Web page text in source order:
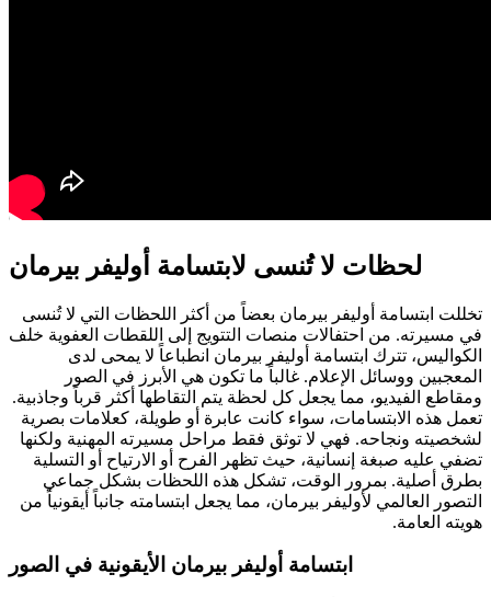
لحظات لا تُنسى لابتسامة أوليفر بيرمان
تخللت ابتسامة أوليفر بيرمان بعضاً من أكثر اللحظات التي لا تُنسى
في مسيرته. من احتفالات منصات التتويج إلى اللقطات العفوية خلف
الكواليس، تترك ابتسامة أوليفر بيرمان انطباعاً لا يمحى لدى
المعجبين ووسائل الإعلام. غالباً ما تكون هي الأبرز في الصور
ومقاطع الفيديو، مما يجعل كل لحظة يتم التقاطها أكثر قرباً وجاذبية.
تعمل هذه الابتسامات، سواء كانت عابرة أو طويلة، كعلامات بصرية
لشخصيته ونجاحه. فهي لا توثق فقط مراحل مسيرته المهنية ولكنها
تضفي عليه صبغة إنسانية، حيث تظهر الفرح أو الارتياح أو التسلية
بطرق أصلية. بمرور الوقت، تشكل هذه اللحظات بشكل جماعي
التصور العالمي لأوليفر بيرمان، مما يجعل ابتسامته جانباً أيقونياً من
هويته العامة.
ابتسامة أوليفر بيرمان الأيقونية في الصور